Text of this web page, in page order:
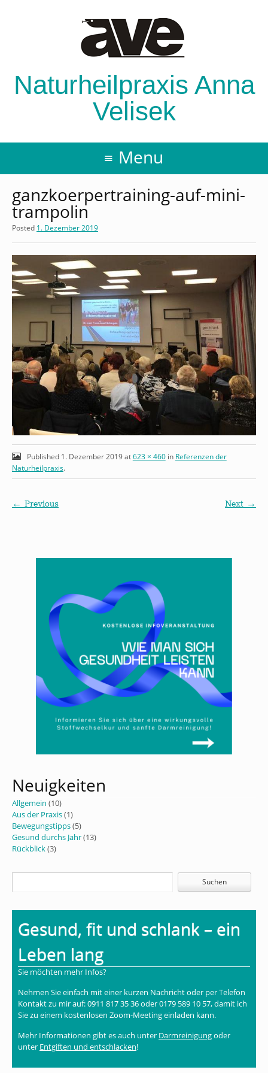
Naturheilpraxis Anna
Velisek
Menu
ganzkoerpertraining-auf-mini-
trampolin
Posted 1. Dezember 2019
Published 1. Dezember 2019at623 × 460in Referenzen der
Naturheilpraxis.
← Previous Next →
Neuigkeiten
Allgemein (10)
Aus der Praxis(1)
Bewegungstipps(5)
Gesund durchs Jahr(13)
Rückblick(3)
Gesund, fit und schlank – ein
Leben lang
Sie möchten mehr Infos?
Nehmen Sie einfach mit einer kurzen Nachricht oder per Telefon
Kontakt zu mir auf: 0911 817 35 36 oder 0179 589 10 57, damit ich
Sie zu einem kostenlosen Zoom-Meeting einladen kann.
Mehr Informationen gibt es auch unter Darmreinigungoder
unter Entgiften und entschlacken!